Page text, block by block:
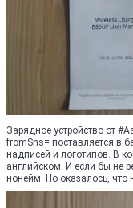
Зарядное устройство от
fromSns= поставляется в
надписей и логотипов. В
английском. И если бы не
нонейм. Но оказалось, что